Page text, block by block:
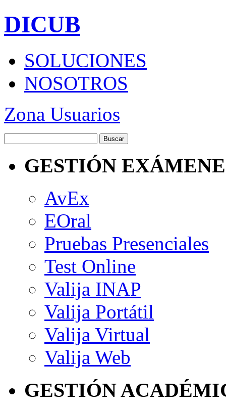
DICUB
SOLUCIONES
NOSOTROS
Zona Usuarios
GESTIÓN
AvEx
EOral
Pruebas Presenciales
Test Online
Valija INAP
Valija Portátil
Valija Virtual
Valija Web
GESTIÓN